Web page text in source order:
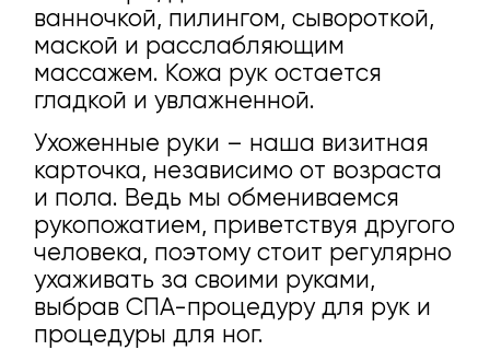
ванночкой, пилингом, сывороткой,
маской и расслабляющим
массажем. Кожа рук остается
гладкой и увлажненной.
Ухоженные руки – наша визитная
карточка, независимо от возраста
и пола. Ведь мы обмениваемся
рукопожатием, приветствуя другого
человека, поэтому стоит регулярно
ухаживать за своими руками,
выбрав СПА-процедуру для рук и
процедуры для ног.